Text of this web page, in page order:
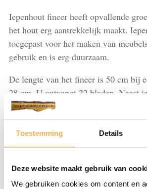
Toestemming Details
Deze website maakt gebruik van
We gebruiken cookies om content en
Iepenhout fineer heeft opvallende
het hout erg aantrekkelijk maakt.
toegepast voor het maken van
gebruik en is erg duurzaam.
De lengte van het fineer is 50 cm bij
28 cm. U ontvangt 22 bladen. Naast
fineer hebben wij vele andere soorten
fineer op voorraad. Bekijk hiervoor
50